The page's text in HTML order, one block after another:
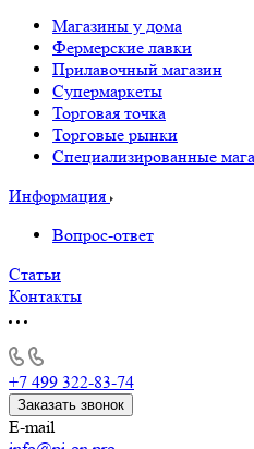
Магазины у дома
Фермерские лавки
Прилавочный магазин
Супермаркеты
Торговая точка
Торговые рынки
Специализированные
Информация
Вопрос-ответ
Статьи
Контакты
+7 499 322-83-74
Заказать звонок
E-mail